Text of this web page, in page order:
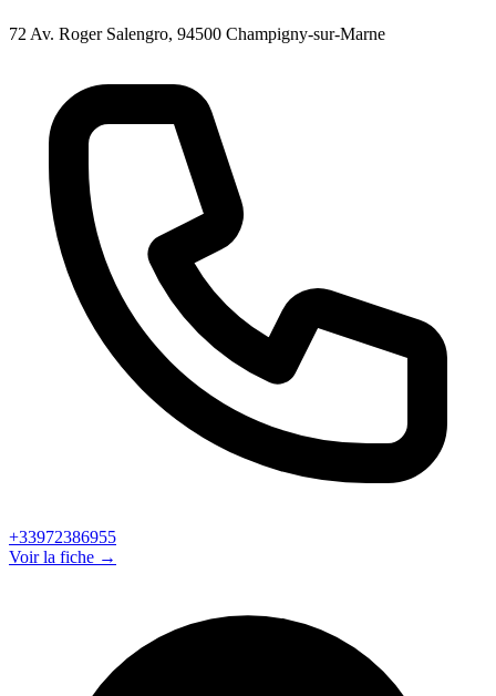
72 Av. Roger Salengro, 94500 Champigny-sur-Marne
+33972386955
Voir la fiche →